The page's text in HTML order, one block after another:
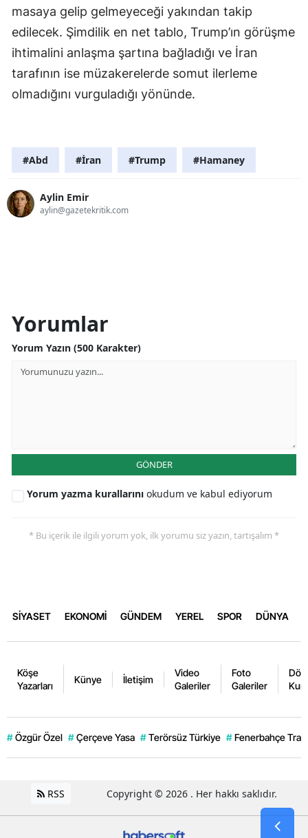
masaya gelip gelmeyeceği yakından takip
edilecek. Şimdilik en net tablo, Trump’ın görüşme
ihtimalini anlaşma şartına bağladığı ve İran
tarafının ise müzakerelerde somut ilerleme
olmadığını vurguladığı yönünde.
#Abd #İran #Trump #Hamaney
Aylin Emir
aylin@gazetekritik.com
Yorumlar
Yorum Yazın (500 Karakter)
GÖNDER
Yorum yazma kurallarını okudum ve kabul ediyorum
* Bu içerik ile ilgili yorum yok, ilk yorumu siz yazın, tartışalım *
SİYASET EKONOMİ GÜNDEM YEREL SPOR DÜNYA
Köşe
Yazarları
Künye İletişim
Video
Galeriler
Foto
Galeriler
# Özgür Özel # Çerçeve Yasa # Terörsüz Türkiye # Fenerbahçe
RSS Copyright © 2026 . Her hakkı saklıdır.